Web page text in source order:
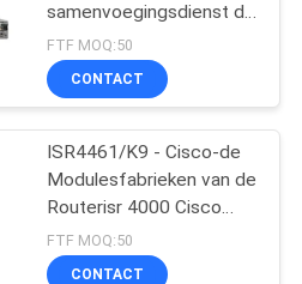
samenvoegingsdienst de
Fabrieken van de
Routermodules
FTF MOQ:50
CONTACT
ISR4461/K9 - Cisco-de
Modulesfabrieken van de
Routerisr 4000 Cisco
Router
FTF MOQ:50
CONTACT